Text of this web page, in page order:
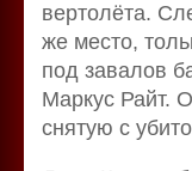
вертолёта.
же место,
под завалов
Маркус Райт.
снятую с